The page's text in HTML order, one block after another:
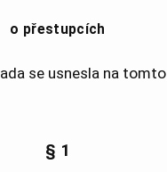
o přestupcích
se usnesla na tomto
§ 1